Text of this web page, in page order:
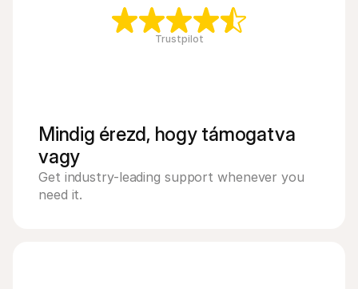
Trustpilot
Mindig érezd, hogy támogatva
vagy
Get industry-leading support whenever you
need it.